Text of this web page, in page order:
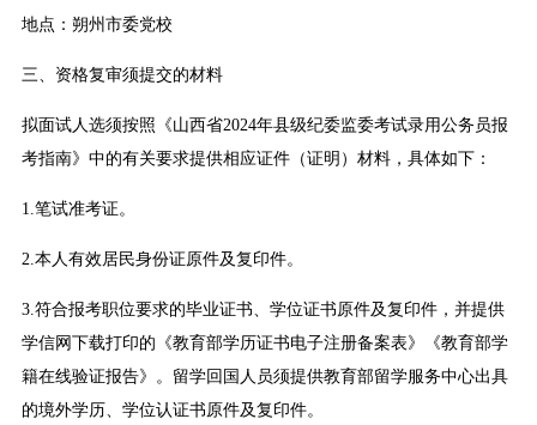
地点：朔州市委党校
三、资格复审须提交的材料
拟面试人选须按照《山西省2024年县级纪委监委考试录用公务员报
考指南》中的有关要求提供相应证件（证明）材料，具体如下：
1.笔试准考证。
2.本人有效居民身份证原件及复印件。
3.符合报考职位要求的毕业证书、学位证书原件及复印件，并提供
学信网下载打印的《教育部学历证书电子注册备案表》《教育部学
籍在线验证报告》。留学回国人员须提供教育部留学服务中心出具
的境外学历、学位认证书原件及复印件。